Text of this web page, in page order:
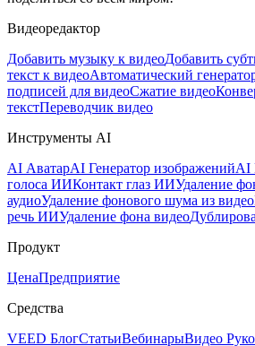
Видеоредактор
Добавить музыку к видеоДобавить
текст к видеоАвтоматический
подписей для видеоСжатие видео
текстПереводчик видео
Инструменты AI
AI АватарAI Генератор изображенийAI
голоса ИИКонтакт глаз ИИУдаление
аудиоУдаление фонового шума из видео
речь ИИУдаление фона видео
Продукт
ЦенаПредприятие
Средства
VEED БлогСтатьиВебинарыВидео